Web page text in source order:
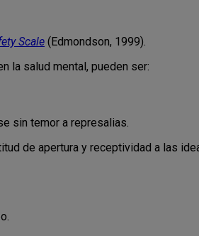
Scale (Edmondson, 1999).
la salud mental, pueden ser:
sin temor a represalias.
de apertura y receptividad a las